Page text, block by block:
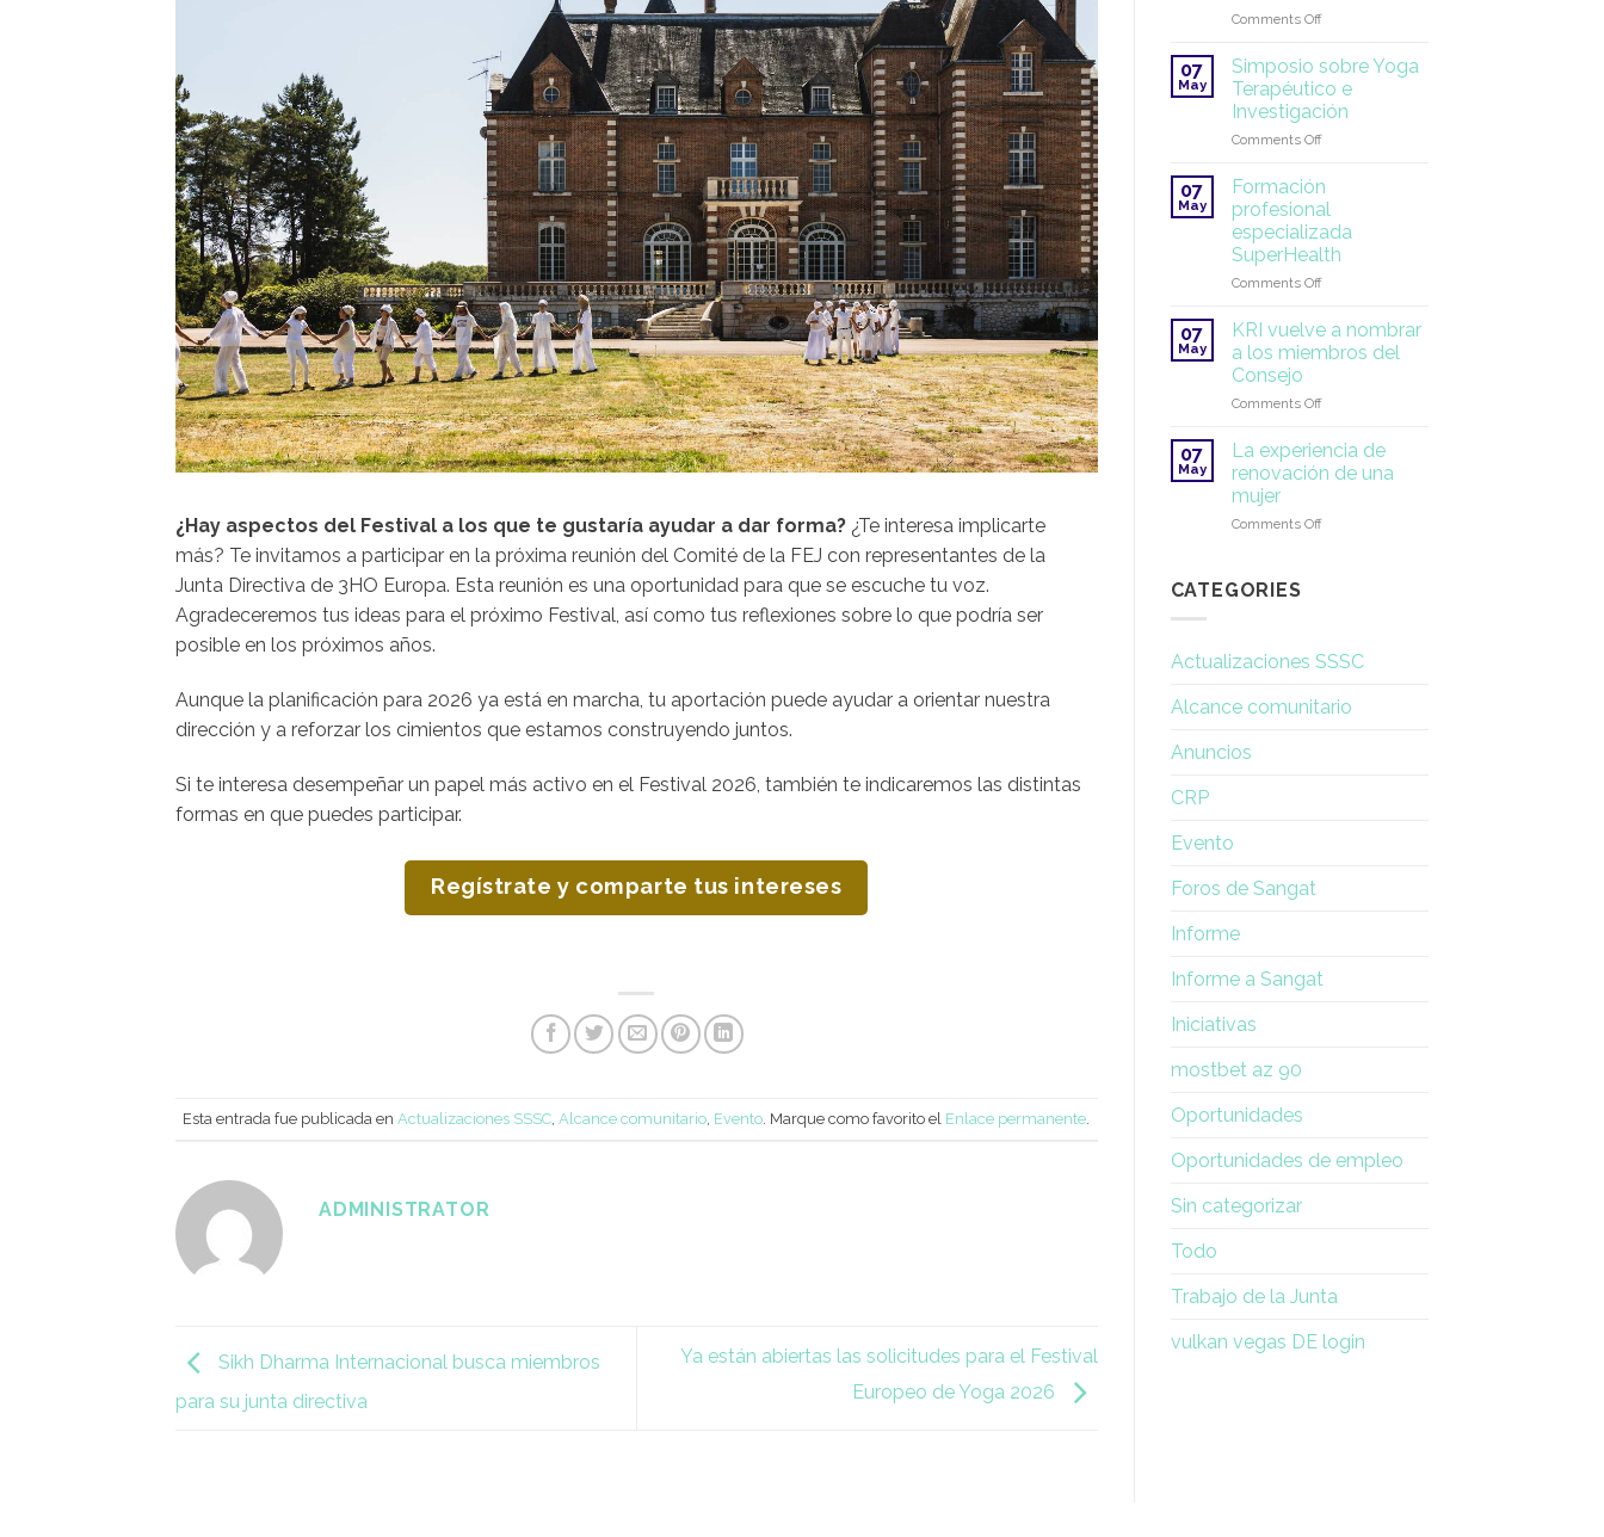
¿Hay aspectos del Festival a los que te gustaría ayudar a dar forma? ¿Te interesa implicarte
más? Te invitamos a participar en la próxima reunión del Comité de la FEJ con representantes de la
Junta Directiva de 3HO Europa. Esta reunión es una oportunidad para que se escuche tu voz.
Agradeceremos tus ideas para el próximo Festival, así como tus reflexiones sobre lo que podría ser
posible en los próximos años.
Aunque la planificación para 2026 ya está en marcha, tu aportación puede ayudar a orientar nuestra
dirección y a reforzar los cimientos que estamos construyendo juntos.
Si te interesa desempeñar un papel más activo en el Festival 2026, también te indicaremos las distintas
formas en que puedes participar.
Regístrate y comparte tus intereses
Esta entrada fue publicada enActualizaciones SSSC ,Alcance comunitario Evento . Marque como favorito el Enlace permanente
ADMINISTRATOR
Sikh Dharma Internacional busca miembros
para su junta directiva
Ya están abiertas las solicitudes para el Festival
Europeo de Yoga 2026
de
Comments Offon
Tántrico
Blanco
®
2026
07
May
Simposio sobre Yoga
Terapéutico e
Investigación
Comments Offon
Yoga
Terapéutico
e
Investigación
07
May
Formación
profesional
especializada
SuperHealth
Comments Offon
profesional
especializada
SuperHealth
07
May
KRI vuelve a nombrar
a los miembros del
Consejo
Comments Offon
vuelve
a
nombrar
los
07
May
La experiencia de
renovación de una
mujer
Comments Offon
mujer
CATEGORIES
Actualizaciones SSSC
Alcance comunitario
Anuncios
CRP
Evento
Foros de Sangat
Informe
Informe a Sangat
Iniciativas
mostbet az 90
Oportunidades
Oportunidades de empleo
Sin categorizar
Todo
Trabajo de la Junta
vulkan vegas DE login